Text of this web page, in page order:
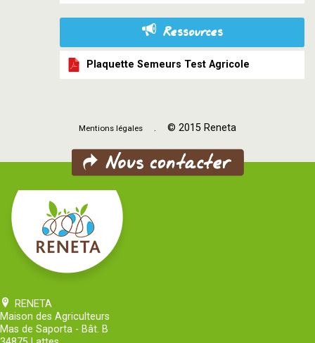
Ressources
Plaquette Semeurs Test Agricole
Mentions légales . © 2015 Reneta
RENETA
Maison des Agriculteurs
Mas de Saporta - Bât. B